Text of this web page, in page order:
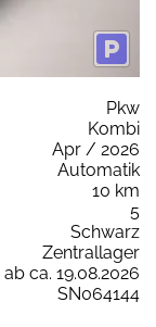
Pkw
Kombi
Apr / 2026
Automatik
10 km
5
Schwarz
Zentrallager
ab ca. 19.08.2026
SN064144